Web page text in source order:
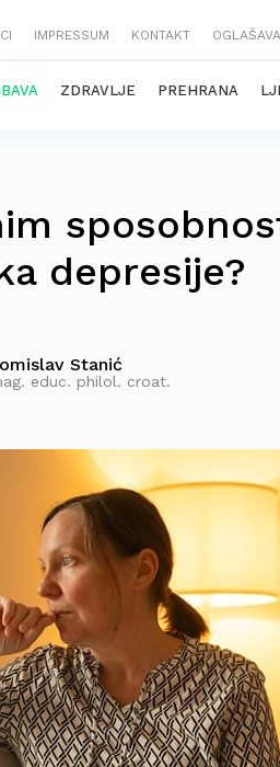
IMPRESSUM KONTAKT
ZDRAVLJE PREHRANA
depresije?
Stanić
educ. philol. croat.